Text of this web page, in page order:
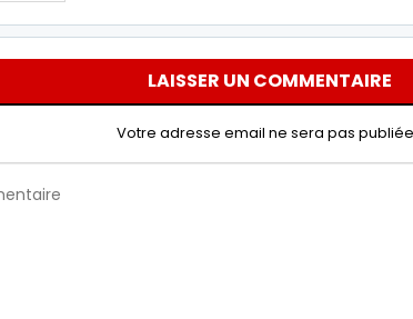
LAISSER UN COMMENTAIRE
Votre adresse email ne sera pas